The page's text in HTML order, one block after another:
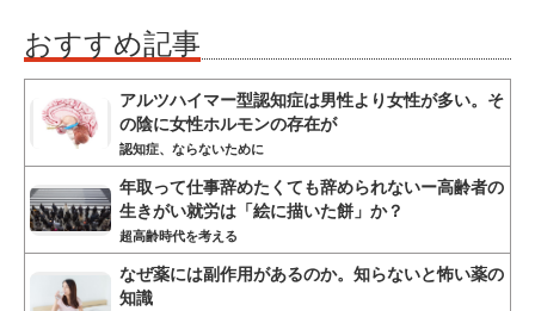
おすすめ記事
アルツハイマー型認知症は男性より女性が多い。そ
の陰に女性ホルモンの存在が
認知症、ならないために
年取って仕事辞めたくても辞められないー高齢者の
生きがい就労は「絵に描いた餅」か？
超高齢時代を考える
なぜ薬には副作用があるのか。知らないと怖い薬の
知識